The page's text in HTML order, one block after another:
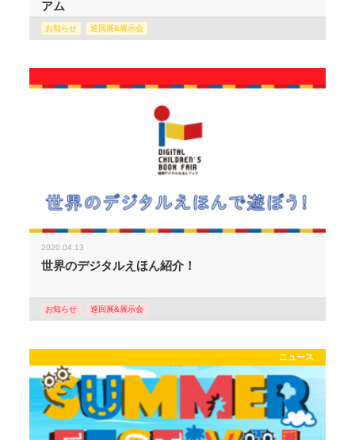
アム
お知らせ 巡回展&展示会
2020.04.13
世界のデジタルえほん紹介！
お知らせ 巡回展&展示会
ニュース